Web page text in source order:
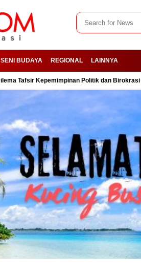
SENI BUDAYA REGIONAL LAINNYA
Politik dan Birokrasi